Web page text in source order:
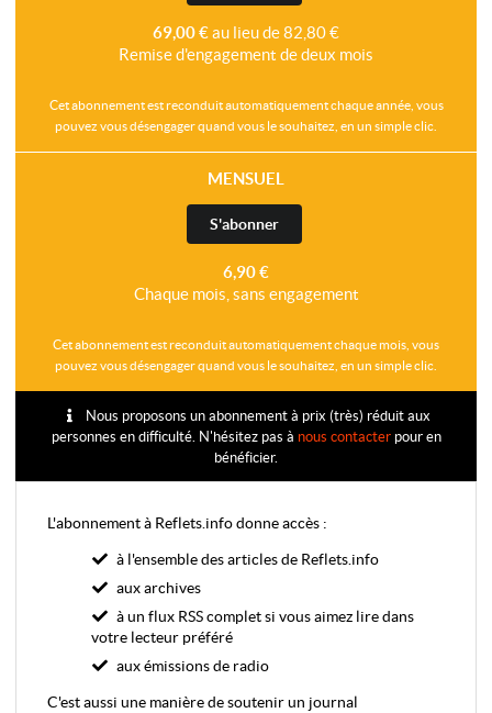
69,00 €au lieu de 82,80 €
Remise d'engagement de deux mois
Cet abonnement est reconduit automatiquement chaque année, vous
pouvez vous désengager quand vous le souhaitez, en un simple clic.
MENSUEL
S'abonner
6,90 €
Chaque mois, sans engagement
Cet abonnement est reconduit automatiquement chaque mois, vous
pouvez vous désengager quand vous le souhaitez, en un simple clic.
Nous proposons un abonnement à prix (très) réduit aux
personnes en difficulté. N'hésitez pas à nous contacterpour en
bénéficier.
L'abonnement à Reflets.info donne accès :
à l'ensemble des articles de Reflets.info
aux archives
à un flux RSS complet si vous aimez lire dans
votre lecteur préféré
aux émissions de radio
C'est aussi une manière de soutenir un journal